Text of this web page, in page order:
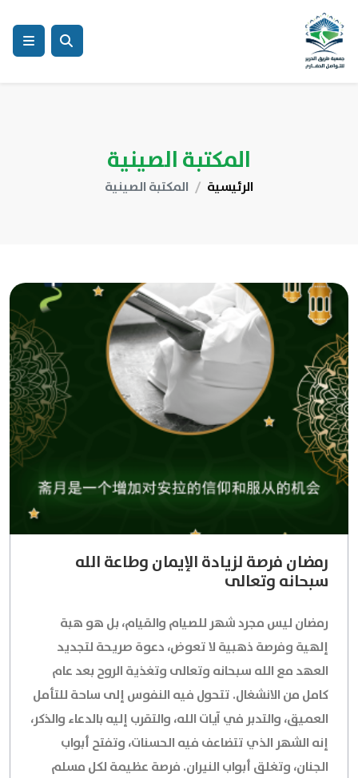
المكتبة الصينية
الرئيسية المكتبة الصينية
رمضان فرصة لزيادة الإيمان وطاعة الله
سبحانه وتعالى
رمضان ليس مجرد شهر للصيام والقيام، بل هو هبة
إلهية وفرصة ذهبية لا تعوض، دعوة صريحة لتجديد
العهد مع الله سبحانه وتعالى وتغذية الروح بعد عام
كامل من الانشغال. تتحول فيه النفوس إلى ساحة للتأمل
العميق، والتدبر في آيات الله، والتقرب إليه بالدعاء والذكر،
إنه الشهر الذي تتضاعف فيه الحسنات، وتفتح أبواب
الجنان، وتغلق أبواب النيران. فرصة عظيمة لكل مسلم